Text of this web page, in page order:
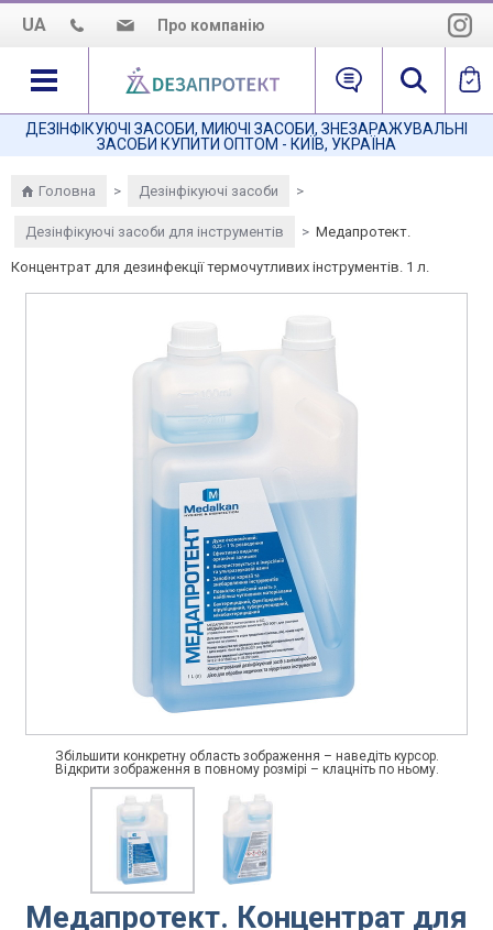
UA Про компанію
Про нас
Наша місія
ДЕЗІНФІКУЮЧІ ЗАСОБИ, МИЮЧІ ЗАСОБИ, ЗНЕЗАРАЖУВАЛЬНІ
ЗАСОБИ КУПИТИ ОПТОМ - КИЇВ, УКРАЇНА
Головна > Дезінфікуючі засоби >
Дезінфікуючі засоби для інструментів > Медапротект.
Концентрат для дезинфекції термочутливих інструментів. 1 л.
Збільшити конкретну область зображення – наведіть курсор.
Відкрити зображення в повному розмірі – клацніть по ньому.
Медапротект. Концентрат для